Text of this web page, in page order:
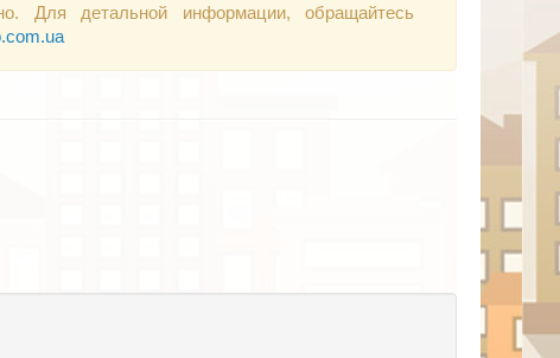
Для детальной информации, обращайтесь